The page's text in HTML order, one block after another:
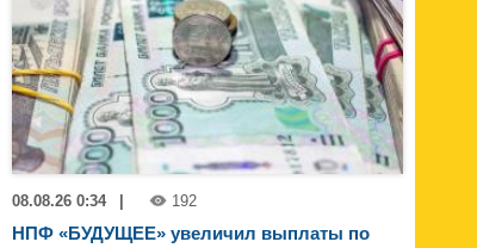
08.08.26 0:34 192
НПФ «БУДУЩЕЕ» увеличил выплаты по